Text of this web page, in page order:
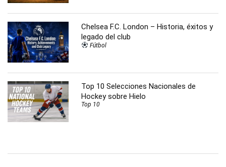
Chelsea F.C. London – Historia, éxitos y
legado del club
Fútbol
Top 10 Selecciones Nacionales de
Hockey sobre Hielo
Top 10